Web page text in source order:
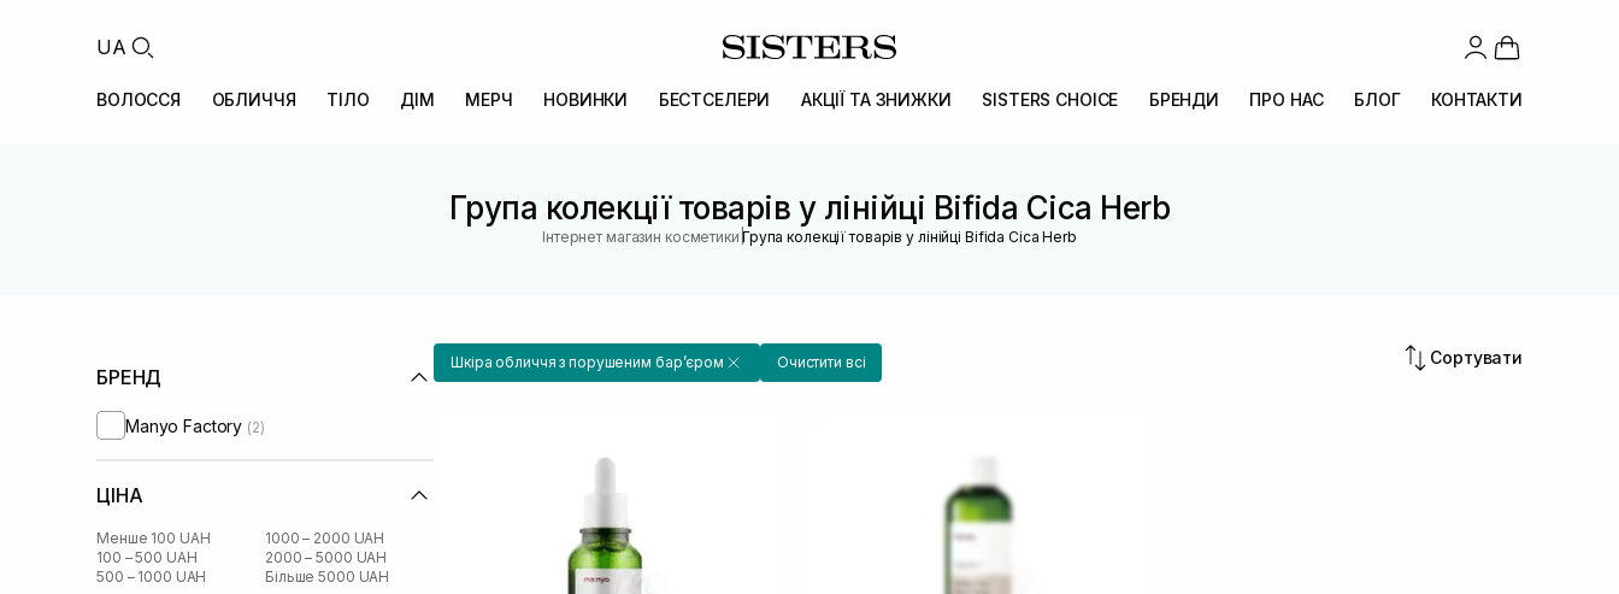
UA
ВОЛОССЯ ОБЛИЧЧЯ ТІЛО ДІМ МЕРЧ НОВИНКИ БЕСТСЕЛЕРИ АКЦІЇ ТА ЗНИЖКИ SISTERS CHOICE БРЕНДИ ПРО НАС БЛОГ КОНТАКТИ
Група колекції товарів у лінійці Bifida Cica Herb
Інтернет магазин косметики |Група колекції товарів у лінійці Bifida Cica Herb
БРЕНД
Manyo Factory (2)
ЦІНА
Менше 100 UAH
100 – 500 UAH
500 – 1000 UAH
1000 – 2000 UAH
2000 – 5000 UAH
Більше 5000 UAH
Шкіра обличчя з порушеним барʼєром Очистити всі Сортувати